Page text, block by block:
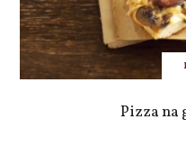
Pizza na